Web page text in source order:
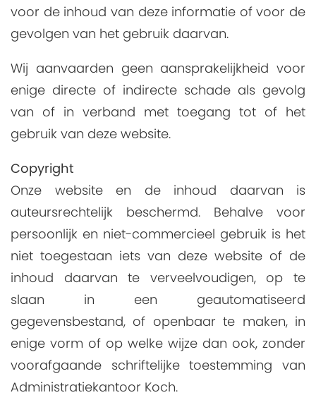
voor de inhoud van deze informatie of voor de
gevolgen van het gebruik daarvan.
Wij aanvaarden geen aansprakelijkheid voor
enige directe of indirecte schade als gevolg
van of in verband met toegang tot of het
gebruik van deze website.
Copyright
Onze website en de inhoud daarvan is
auteursrechtelijk beschermd. Behalve voor
persoonlijk en niet-commercieel gebruik is het
niet toegestaan iets van deze website of de
inhoud daarvan te verveelvoudigen, op te
slaan in een geautomatiseerd
gegevensbestand, of openbaar te maken, in
enige vorm of op welke wijze dan ook, zonder
voorafgaande schriftelijke toestemming van
Administratiekantoor Koch.